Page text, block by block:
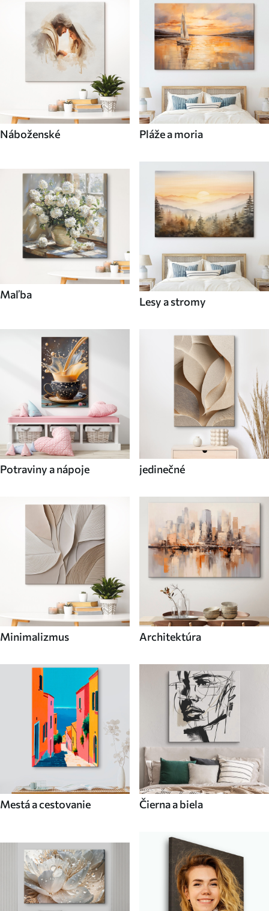
Náboženské Pláže a moria
Maľba
Lesy a stromy
Potraviny a nápoje jedinečné
Minimalizmus Architektúra
Mestá a cestovanie Čierna a biela